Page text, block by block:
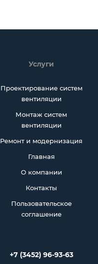
Услуги
Проектирование систем
вентиляции
Монтаж систем
вентиляции
Ремонт и модернизация
Главная
О компании
Контакты
Пользовательское
соглашение
+7 (3452) 96-93-63